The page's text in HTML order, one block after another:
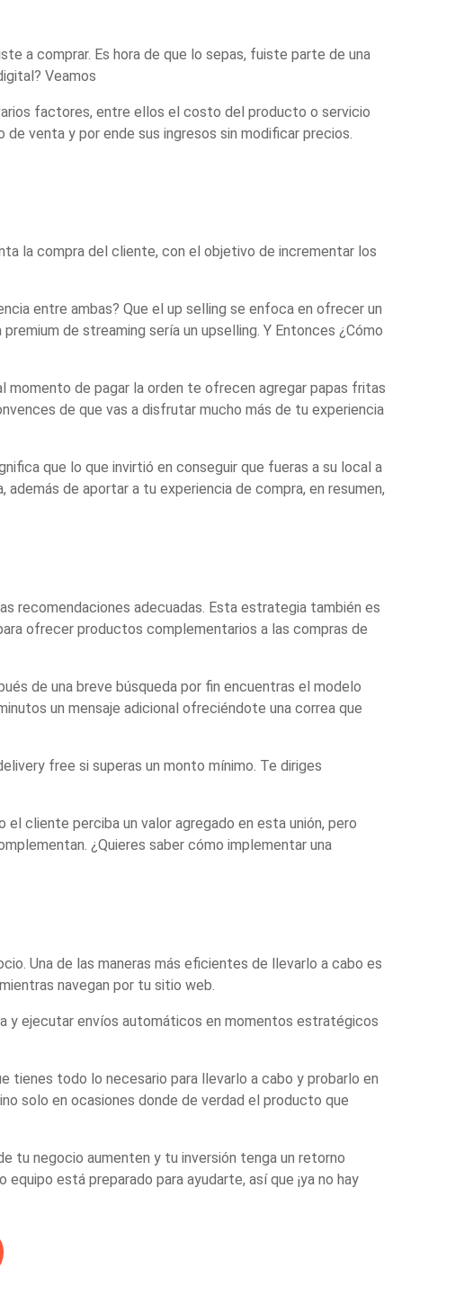
a comprar. Es hora de que lo sepas, fuiste parte de una
Veamos
factores, entre ellos el costo del producto o servicio
venta y por ende sus ingresos sin modificar precios.
la compra del cliente, con el objetivo de incrementar los
entre ambas? Que el up selling se enfoca en ofrecer un
de streaming sería un upselling. Y Entonces ¿Cómo
momento de pagar la orden te ofrecen agregar papas fritas
de que vas a disfrutar mucho más de tu experiencia
que lo que invirtió en conseguir que fueras a su local a
de aportar a tu experiencia de compra, en resumen,
recomendaciones adecuadas. Esta estrategia también es
ofrecer productos complementarios a las compras de
de una breve búsqueda por fin encuentras el modelo
un mensaje adicional ofreciéndote una correa que
free si superas un monto mínimo. Te diriges
cliente perciba un valor agregado en esta unión, pero
¿Quieres saber cómo implementar una
Una de las maneras más eficientes de llevarlo a cabo es
navegan por tu sitio web.
y ejecutar envíos automáticos en momentos estratégicos
tienes todo lo necesario para llevarlo a cabo y probarlo en
solo en ocasiones donde de verdad el producto que
tu negocio aumenten y tu inversión tenga un retorno
está preparado para ayudarte, así que ¡ya no hay